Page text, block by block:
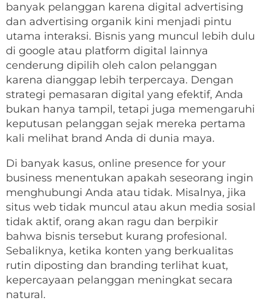
banyak pelanggan karena digital advertising
dan advertising organik kini menjadi pintu
utama interaksi. Bisnis yang muncul lebih dulu
di google atau platform digital lainnya
cenderung dipilih oleh calon pelanggan
karena dianggap lebih terpercaya. Dengan
strategi pemasaran digital yang efektif, Anda
bukan hanya tampil, tetapi juga memengaruhi
keputusan pelanggan sejak mereka pertama
kali melihat brand Anda di dunia maya.
Di banyak kasus, online presence for your
business menentukan apakah seseorang ingin
menghubungi Anda atau tidak. Misalnya, jika
situs web tidak muncul atau akun media sosial
tidak aktif, orang akan ragu dan berpikir
bahwa bisnis tersebut kurang profesional.
Sebaliknya, ketika konten yang berkualitas
rutin diposting dan branding terlihat kuat,
kepercayaan pelanggan meningkat secara
natural.